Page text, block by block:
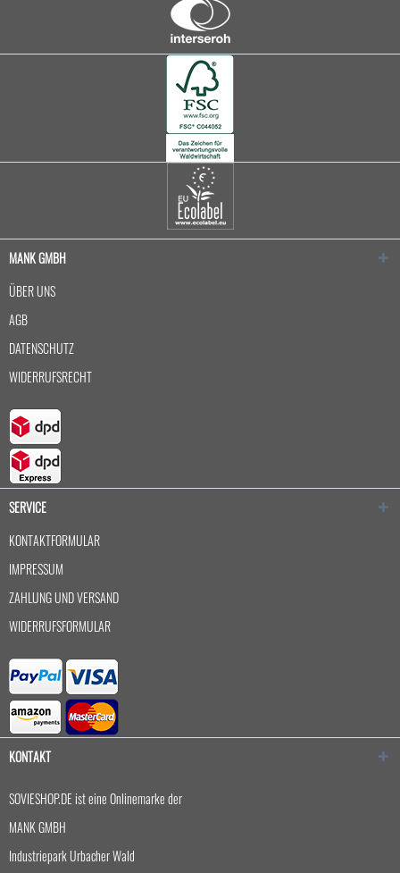
MANK GMBH
ÜBER UNS
AGB
DATENSCHUTZ
WIDERRUFSRECHT
SERVICE
KONTAKTFORMULAR
IMPRESSUM
ZAHLUNG UND VERSAND
WIDERRUFSFORMULAR
KONTAKT
SOVIESHOP.DE ist eine Onlinemarke der
MANK GMBH
Industriepark Urbacher Wald